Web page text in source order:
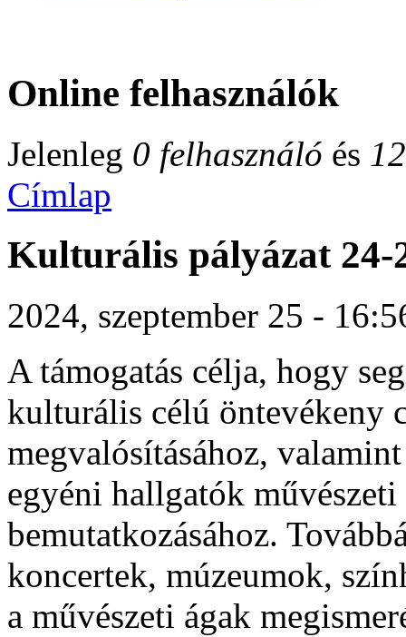
Online felhasználók
Jelenleg 0 felhasználó és
Címlap
Kulturális pályázat 24-
2024, szeptember 25 -
A támogatás célja, hogy
kulturális célú öntevékeny
megvalósításához,
egyéni hallgatók művészeti
bemutatkozásához.
koncertek, múzeumok,
a művészeti ágak